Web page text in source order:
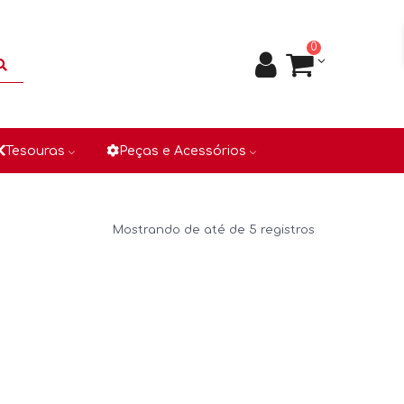
0
Tesouras Peças e Acessórios
Mostrando de até de 5 registros